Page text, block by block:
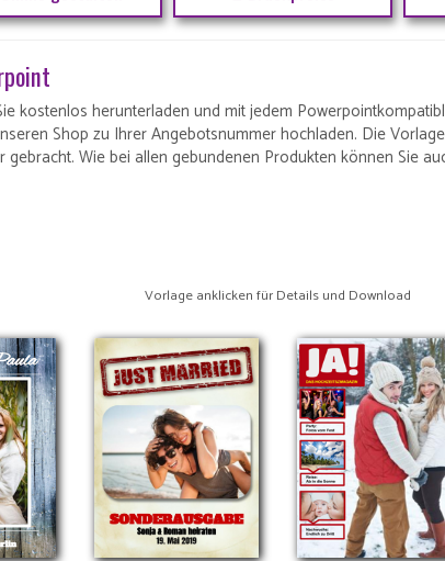
kostenlos herunterladen und mit jedem
Shop zu Ihrer Angebotsnummer hochladen. Die
Wie bei allen gebundenen Produkten können Sie
Vorlage anklicken für Details und Download